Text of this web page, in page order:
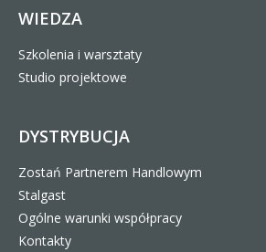
WIEDZA
Szkolenia i warsztaty
Studio projektowe
DYSTRYBUCJA
Zostań Partnerem Handlowym
Stalgast
Ogólne warunki współpracy
Kontakty